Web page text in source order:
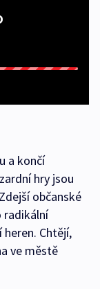
a končí
hry jsou
občanské
radikální
heren. Chtějí,
ve městě